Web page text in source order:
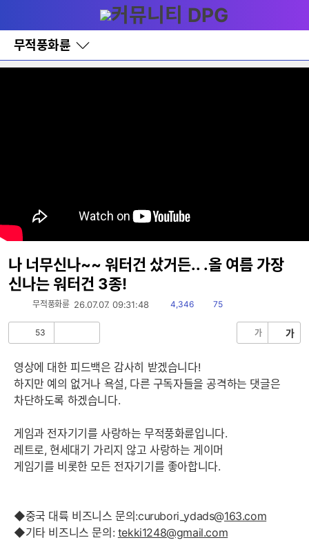
와
홈
무적풍화륜
바
로
나 너무신나~~ 워터건 샀거든.. .올 여름 가장
신나는 워터건 3종!
무적풍화륜 26.07.07. 09:31:48
읽
4,346
댓
75
공53
감
가 가
영상에 대한 피드백은 감사히 받겠습니다!
하지만 예의 없거나 욕설, 다른 구독자들을 공격하는 댓글은
차단하도록 하겠습니다.
게임과 전자기기를 사랑하는 무적풍화륜입니다.
레트로, 현세대기 가리지 않고 사랑하는 게이머
게임기를 비롯한 모든 전자기기를 좋아합니다.
◆중국 대륙 비즈니스 문의:curubori_ydads@163.com
◆기타 비즈니스 문의: tekki1248@gmail.com